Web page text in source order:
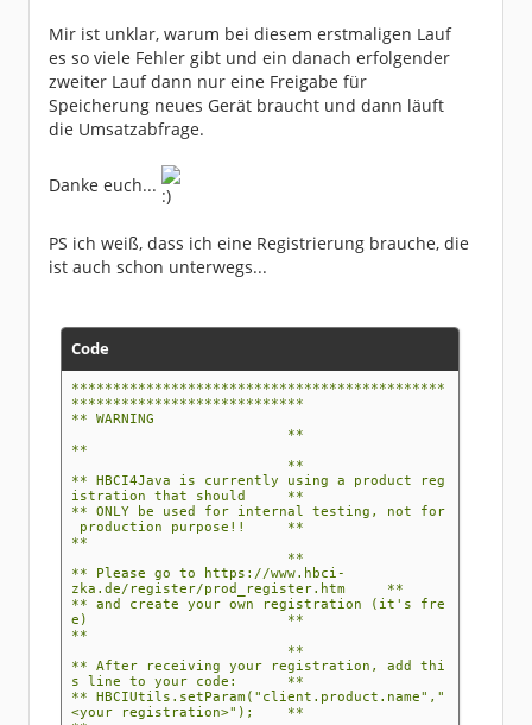
Mir ist unklar, warum bei diesem erstmaligen Lauf
es so viele Fehler gibt und ein danach erfolgender
zweiter Lauf dann nur eine Freigabe für
Speicherung neues Gerät braucht und dann läuft
die Umsatzabfrage.
Danke euch...
PS ich weiß, dass ich eine Registrierung brauche, die
ist auch schon unterwegs...
Code
*********************************************
****************************
** WARNING
**
**
**
** HBCI4Java is currently using a product reg
istration that should **
** ONLY be used for internal testing, not for
production purpose!! **
**
**
** Please go to https://www.hbci-
zka.de/register/prod_register.htm **
** and create your own registration (it's fre
e) **
**
**
** After receiving your registration, add thi
s line to your code: **
** HBCIUtils.setParam("client.product.name","
<your registration>"); **